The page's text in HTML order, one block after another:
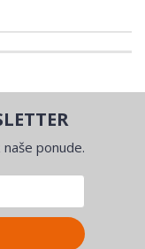
ponude.